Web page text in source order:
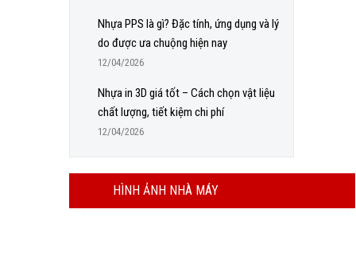
Nhựa PPS là gì? Đặc tính, ứng dụng và lý
do được ưa chuộng hiện nay
12/04/2026
Nhựa in 3D giá tốt – Cách chọn vật liệu
chất lượng, tiết kiệm chi phí
12/04/2026
HÌNH ẢNH NHÀ MÁY